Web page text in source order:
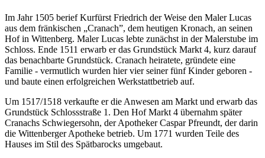
Im Jahr 1505 berief Kurfürst Friedrich der Weise den Maler Lucas
aus dem fränkischen „Cranach”, dem heutigen Kronach, an seinen
Hof in Wittenberg. Maler Lucas lebte zunächst in der Malerstube im
Schloss. Ende 1511 erwarb er das Grundstück Markt 4, kurz darauf
das benachbarte Grundstück. Cranach heiratete, gründete eine
Familie - vermutlich wurden hier vier seiner fünf Kinder geboren -
und baute einen erfolgreichen Werkstattbetrieb auf.
Um 1517/1518 verkaufte er die Anwesen am Markt und erwarb das
Grundstück Schlossstraße 1. Den Hof Markt 4 übernahm später
Cranachs Schwiegersohn, der Apotheker Caspar Pfreundt, der darin
die Wittenberger Apotheke betrieb. Um 1771 wurden Teile des
Hauses im Stil des Spätbarocks umgebaut.